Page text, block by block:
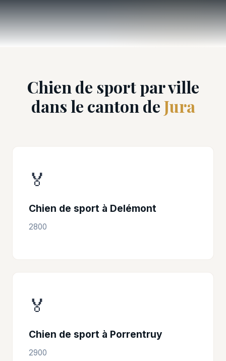
Chien de sport par ville
dans le canton deJura
🏅
Chien de sport à Delémont
2800
🏅
Chien de sport à Porrentruy
2900